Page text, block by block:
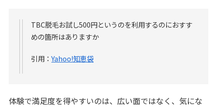
TBC脱毛お試し500円というのを利用するのにおすす
めの箇所はありますか
引用：Yahoo!知恵袋
体験で満足度を得やすいのは、広い面ではなく、気にな